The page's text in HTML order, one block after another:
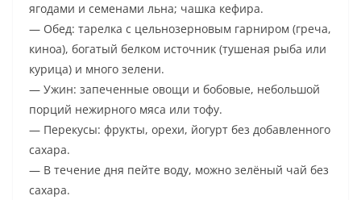
ягодами и семенами льна; чашка кефира.
— Обед: тарелка с цельнозерновым гарниром (греча,
киноа), богатый белком источник (тушеная рыба или
курица) и много зелени.
— Ужин: запеченные овощи и бобовые, небольшой
порций нежирного мяса или тофу.
— Перекусы: фрукты, орехи, йогурт без добавленного
сахара.
— В течение дня пейте воду, можно зелёный чай без
сахара.